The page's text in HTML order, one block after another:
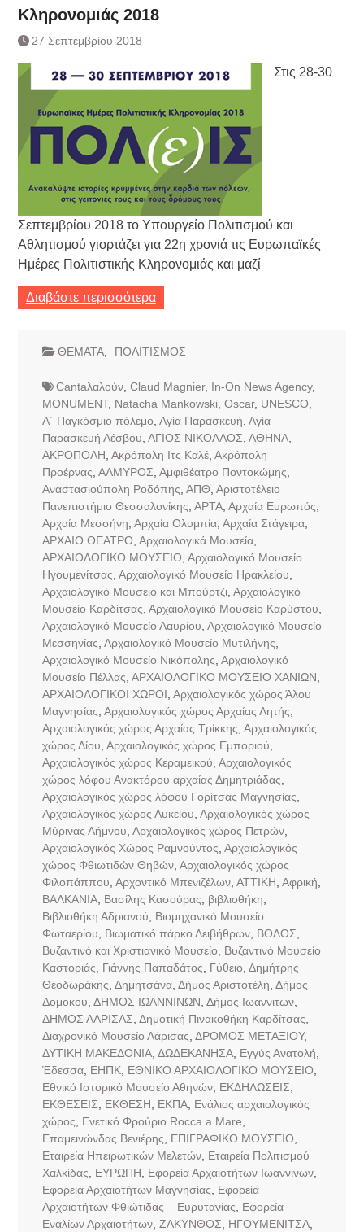
Κληρονομιάς 2018
27 Σεπτεμβρίου 2018
Στις 28-30
Σεπτεμβρίου 2018 το Υπουργείο Πολιτισμού και
Αθλητισμού γιορτάζει για 22η χρονιά τις Ευρωπαϊκές
Ημέρες Πολιτιστικής Κληρονομιάς και μαζί
Διαβάστε περισσότερα
ΘΕΜΑΤΑ, ΠΟΛΙΤΙΣΜΟΣ
Cantaλαλούν, Claud Magnier, In-On News Agency,
MONUMENT, Natacha Mankowski Oscar, UNESCO
Α΄ Παγκόσμιο πόλεμο Αγία Παρασκευή Αγία
Παρασκευή Λέσβου ΑΓΙΟΣ ΝΙΚΟΛΑΟΣ ΑΘΗΝΑ,
ΑΚΡΟΠΟΛΗ Ακρόπολη Ιτς Καλέ, Ακρόπολη
Προέρνας ΑΛΜΥΡΟΣ Αμφιθέατρο Ποντοκώμης
Αναστασιούπολη Ροδόπης ΑΠΘ Αριστοτέλειο
Πανεπιστήμιο Θεσσαλονίκης ΑΡΤΑ, Αρχαία Ευρωπός
Αρχαία Μεσσήνη Αρχαία Ολυμπία, Αρχαία Στάγειρα,
ΑΡΧΑΙΟ ΘΕΑΤΡΟ Αρχαιολογικά Μουσεία,
ΑΡΧΑΙΟΛΟΓΙΚΟ ΜΟΥΣΕΙΟ Αρχαιολογικό Μουσείο
Ηγουμενίτσας Αρχαιολογικό Μουσείο Ηρακλείου
Αρχαιολογικό Μουσείο και Μπούρτζι, Αρχαιολογικό
Μουσείο Καρδίτσας Αρχαιολογικό Μουσείο Καρύστου
Αρχαιολογικό Μουσείο Λαυρίου Αρχαιολογικό Μουσείο
Μεσσηνίας Αρχαιολογικό Μουσείο Μυτιλήνης
Αρχαιολογικό Μουσείο Νικόπολης Αρχαιολογικό
Μουσείο Πέλλας ΑΡΧΑΙΟΛΟΓΙΚΟ ΜΟΥΣΕΙΟ ΧΑΝΙΩΝ
ΑΡΧΑΙΟΛΟΓΙΚΟΙ ΧΩΡΟΙ Αρχαιολογικός χώρος Άλου
Μαγνησίας Αρχαιολογικός χώρος Αρχαίας Λητής
Αρχαιολογικός χώρος Αρχαίας Τρίκκης Αρχαιολογικός
χώρος Δίου Αρχαιολογικός χώρος Εμποριού
Αρχαιολογικός χώρος Κεραμεικού Αρχαιολογικός
χώρος λόφου Ανακτόρου αρχαίας Δημητριάδας
Αρχαιολογικός χώρος λόφου Γορίτσας Μαγνησίας
Αρχαιολογικός χώρος Λυκείου Αρχαιολογικός χώρος
Μύρινας Λήμνου Αρχαιολογικός χώρος Πετρών,
Αρχαιολογικός Χώρος Ραμνούντος Αρχαιολογικός
χώρος Φθιωτιδών Θηβών, Αρχαιολογικός χώρος
Φιλοπάππου Αρχοντικό Μπενιζέλων, ΑΤΤΙΚΗ Αφρική
ΒΑΛΚΑΝΙΑ, Βασίλης Κασούρας βιβλιοθήκη
Βιβλιοθήκη Αδριανού
Βιομηχανικό Μουσείο
Φωταερίου
Βιωματικό πάρκο Λειβήθρων, ΒΟΛΟΣ
Βυζαντινό και Χριστιανικό Μουσείο
Βυζαντινό Μουσείο
Καστοριάς
Γιάννης Παπαδάτος Γύθειο Δημήτρης
Θεοδωράκης Δημητσάνα, Δήμος Αριστοτέλη Δήμος
Δομοκού ΔΗΜΟΣ ΙΩΑΝΝΙΝΩΝ Δήμος Ιωαννιτών,
ΔΗΜΟΣ ΛΑΡΙΣΑΣ Δημοτική Πινακοθήκη Καρδίτσας
Διαχρονικό Μουσείο Λάρισας ΔΡΟΜΟΣ ΜΕΤΑΞΙΟΥ,
ΔΥΤΙΚΗ ΜΑΚΕΔΟΝΙΑ, ΔΩΔΕΚΑΝΗΣΑ, Εγγύς Ανατολή
Έδεσσα, ΕΗΠΚ, ΕΘΝΙΚΟ ΑΡΧΑΙΟΛΟΓΙΚΟ ΜΟΥΣΕΙΟ
Εθνικό Ιστορικό Μουσείο Αθηνών, ΕΚΔΗΛΩΣΕΙΣ
ΕΚΘΕΣΕΙΣ
ΕΚΘΕΣΗ ΕΚΠΑ, Ενάλιος αρχαιολογικός
χώρος
Ενετικό Φρούριο Rocca a Mare
Επαμεινώνδας Βενιέρης
ΕΠΙΓΡΑΦΙΚΟ ΜΟΥΣΕΙΟ
Εταιρεία Ηπειρωτικών Μελετών, Εταιρεία Πολιτισμού
Χαλκίδας
ΕΥΡΩΠΗ Εφορεία Αρχαιοτήτων Ιωαννίνων,
Εφορεία Αρχαιοτήτων Μαγνησίας
Εφορεία
Αρχαιοτήτων Φθιώτιδας – Ευρυτανίας
Εφορεία
Εναλίων Αρχαιοτήτων, ΖΑΚΥΝΘΟΣ ΗΓΟΥΜΕΝΙΤΣΑ,